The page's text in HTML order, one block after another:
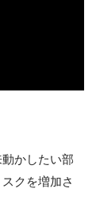
かしたい部
クを増加さ